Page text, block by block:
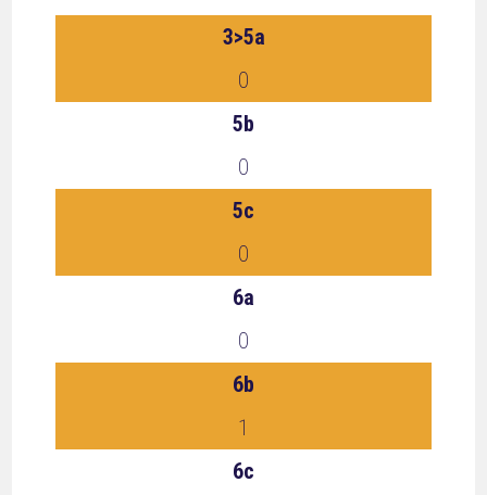
3>5a
0
5b
0
5c
0
6a
0
6b
1
6c